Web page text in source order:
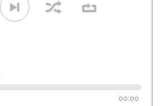
00:00